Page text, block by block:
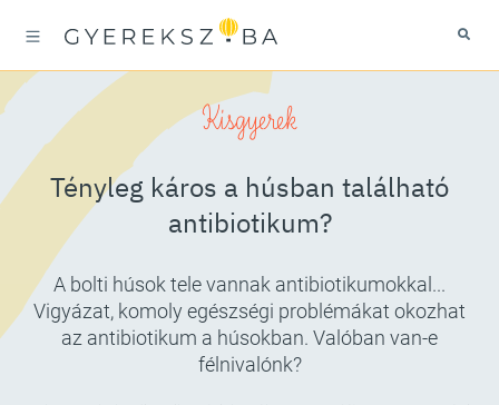
Kisgyerek
Tényleg káros a húsban található
antibiotikum?
A bolti húsok tele vannak antibiotikumokkal...
Vigyázat, komoly egészségi problémákat okozhat
az antibiotikum a húsokban. Valóban van-e
félnivalónk?